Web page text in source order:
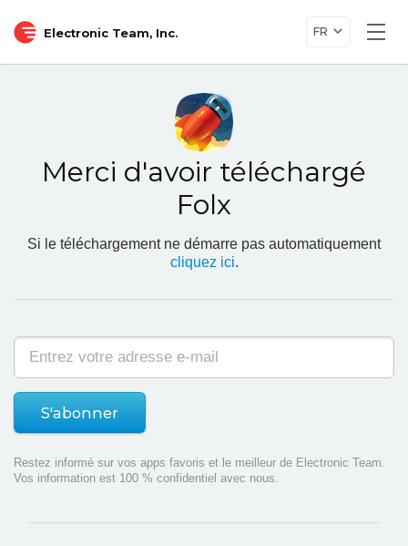
Electronic Team, Inc. FR
Merci d'avoir téléchargé
Folx
Si le téléchargement ne démarre pas automatiquement
cliquez ici.
S'abonner
Restez informé sur vos apps favoris et le meilleur de Electronic Team.
Vos information est 100 % confidentiel avec nous.